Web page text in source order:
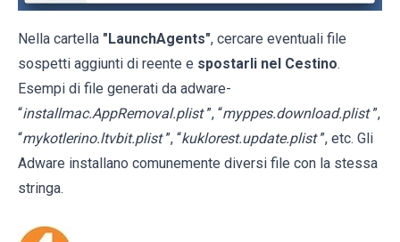
Nella cartella "LaunchAgents", cercare eventuali file
sospetti aggiunti di reente e spostarli nel Cestino.
Esempi di file generati da adware-
“installmac.AppRemoval.plist ”, “myppes.download.plist ”,
“mykotlerino.ltvbit.plist ”, “kuklorest.update.plist ”, etc. Gli
Adware installano comunemente diversi file con la stessa
stringa.